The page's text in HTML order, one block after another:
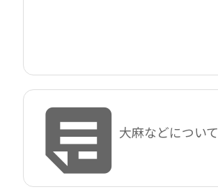
大麻などについて